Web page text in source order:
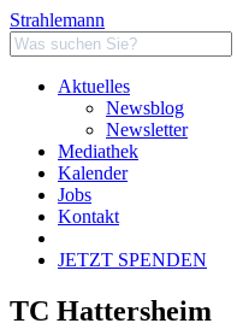
Strahlemann
Aktuelles
Newsblog
Newsletter
Mediathek
Kalender
Jobs
Kontakt
JETZT SPENDEN
TC Hattersheim